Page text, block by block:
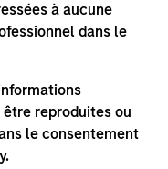
à aucune
dans le
reproduites ou
le consentement